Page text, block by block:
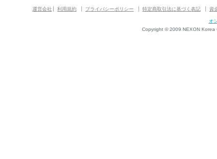
運営会社 利用規約 プライバシーポリシー 特定商取引法に基づく表記 資
オ
Copyright © 2009 NEXON Korea